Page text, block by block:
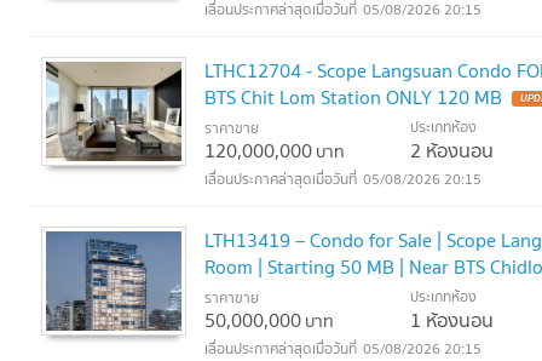
05/08/2026 20:15
LTHC12704 - Scope Langsuan Condo
BTS Chit Lom Station ONLY 120 MB
ราคาขาย
120,000,000บาท
ประเภทห้อง
2 ห้องนอน
05/08/2026 20:15
LTH13419 – Condo for Sale | Scope
Room | Starting 50 MB | Near BTS
ราคาขาย
50,000,000บาท
ประเภทห้อง
1 ห้องนอน
05/08/2026 20:15